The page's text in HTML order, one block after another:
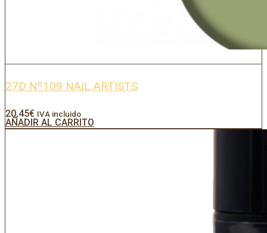
27D Nº109 NAIL ARTISTS
20,45€ IVA incluido
AÑADIR AL CARRITO